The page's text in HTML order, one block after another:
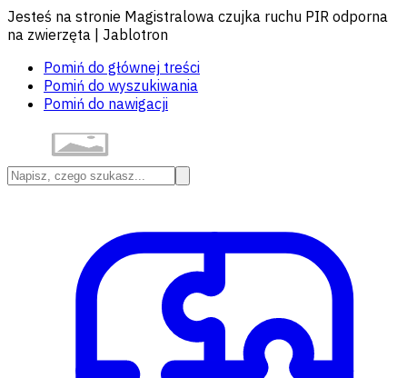
Jesteś na stronie Magistralowa czujka ruchu PIR odporna
na zwierzęta | Jablotron
Pomiń do głównej treści
Pomiń do wyszukiwania
Pomiń do nawigacji